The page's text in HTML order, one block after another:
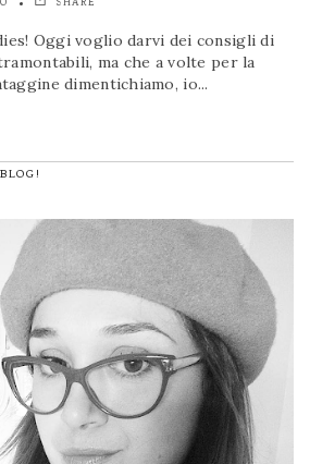
Oggi voglio darvi dei consigli di
ma che a volte per la
dimentichiamo, io...